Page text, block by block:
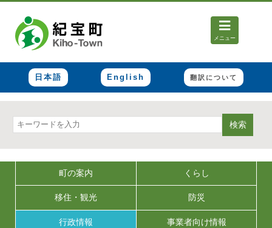
メニュー
日本語 English 翻訳について
検索
町の案内 くらし
移住・観光 防災
行政情報 事業者向け情報